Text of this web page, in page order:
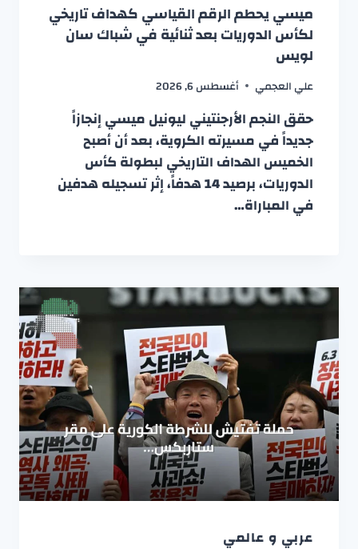
ميسي يحطم الرقم القياسي كهداف تاريخي
لكأس الدوريات بعد ثنائية في شباك سان
لويس
علي العجمي أغسطس 6, 2026
حقق النجم الأرجنتيني ليونيل ميسي إنجازاً
جديداً في مسيرته الكروية، بعد أن أصبح
الخميس الهداف التاريخي لبطولة كأس
الدوريات، برصيد 14 هدفاً، إثر تسجيله هدفين
في المباراة…
عربي و عالمي